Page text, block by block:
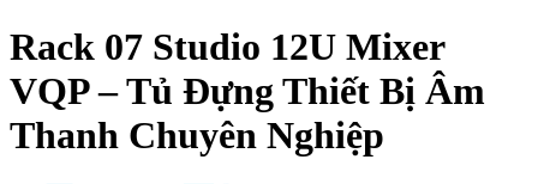
Rack 07 Studio 12U Mixer
VQP – Tủ Đựng Thiết Bị Âm
Thanh Chuyên Nghiệp